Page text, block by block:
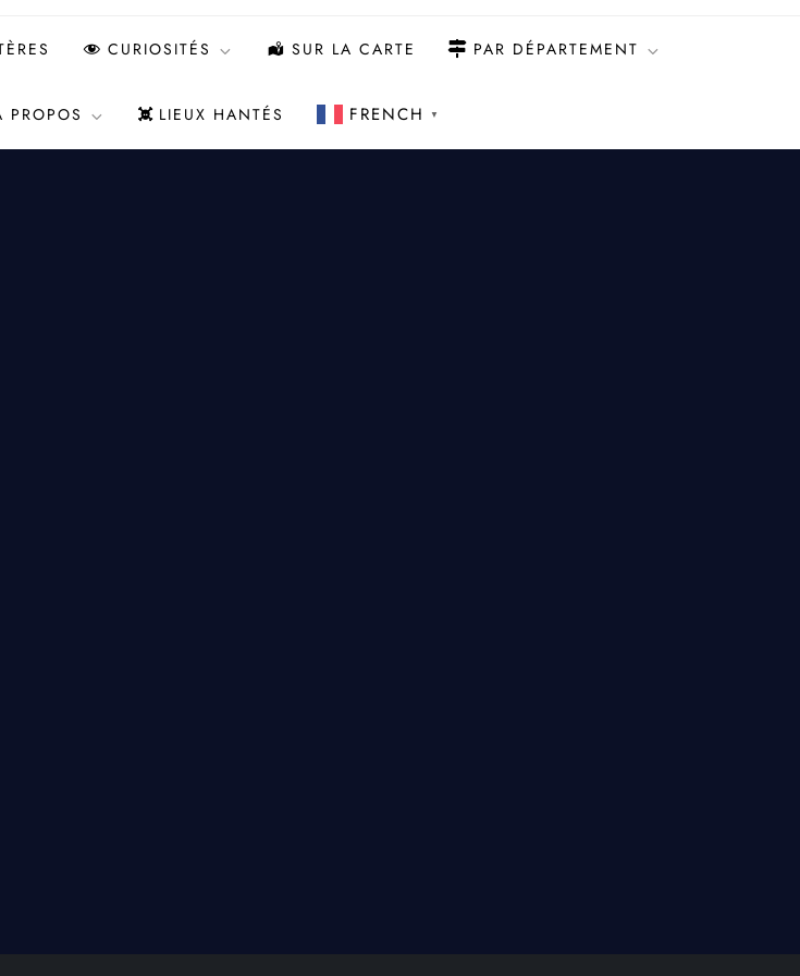
CURIOSITÉS SUR LA CARTE PAR DÉPARTEMENT
PROPOS LIEUX HANTÉS FRENCH ▼